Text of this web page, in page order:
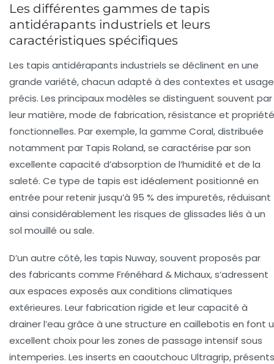
Les différentes gammes de tapis
antidérapants industriels et leurs
caractéristiques spécifiques
Les tapis antidérapants industriels se déclinent en une
grande variété, chacun adapté à des contextes et
précis. Les principaux modèles se distinguent souvent par
leur matière, mode de fabrication, résistance et
fonctionnelles. Par exemple, la gamme Coral, distribuée
notamment par Tapis Roland, se caractérise par son
excellente capacité d’absorption de l’humidité et de la
saleté. Ce type de tapis est idéalement positionné en
entrée pour retenir jusqu’à 95 % des impuretés, réduisant
ainsi considérablement les risques de glissades liés à un
sol mouillé ou sale.
D’un autre côté, les tapis Nuway, souvent proposés par
des fabricants comme Frénéhard & Michaux, s’adressent
aux espaces exposés aux conditions climatiques
extérieures. Leur fabrication rigide et leur capacité à
drainer l’eau grâce à une structure en caillebotis en font
excellent choix pour les zones de passage intensif sous
intemperies. Les inserts en caoutchouc Ultragrip, présents